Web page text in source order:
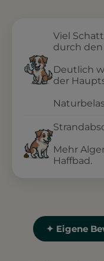
Viel
durch den
Deutlich
der
Mehr
Haffbad.
✦ Eigene